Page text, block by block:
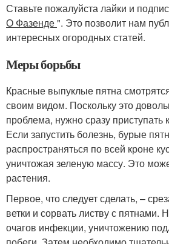
Ставьте пожалуйста лайки и
О Фазенде". Это позволит нам
интересных огородных статей.
Меры борьбы
Красные выпуклые пятна
своим видом. Поскольку это
проблема, нужно сразу приступать
Если запустить болезнь, бурые
распространяться по всей кроне
уничтожая зеленую массу. Это
растения.
Первое, что следует сделать, –
ветки и сорвать листву с пятнами.
очагов инфекции, уничтожению